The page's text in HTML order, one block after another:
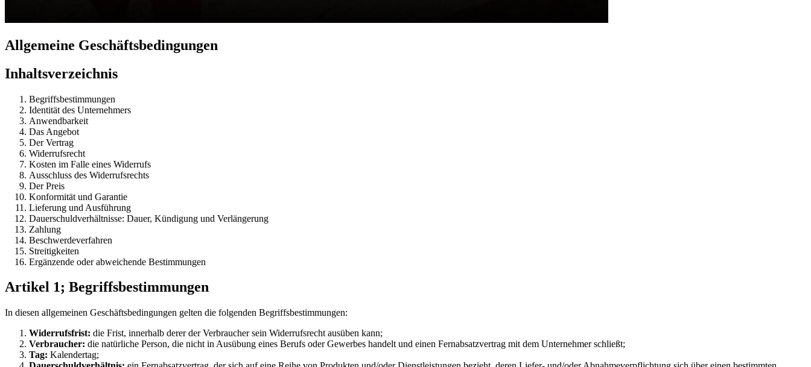
Allgemeine Geschäftsbedingungen
Inhaltsverzeichnis
Begriffsbestimmungen
Identität des Unternehmers
Anwendbarkeit
Das Angebot
Der Vertrag
Widerrufsrecht
Kosten im Falle eines Widerrufs
Ausschluss des Widerrufsrechts
Der Preis
Konformität und Garantie
Lieferung und Ausführung
Dauerschuldverhältnisse: Dauer, Kündigung und Verlängerung
Zahlung
Beschwerdeverfahren
Streitigkeiten
Ergänzende oder abweichende Bestimmungen
Artikel 1; Begriffsbestimmungen
In diesen allgemeinen Geschäftsbedingungen gelten die folgenden Begriffsbestimmungen:
Widerrufsfrist: die Frist, innerhalb derer der Verbraucher sein Widerrufsrecht ausüben kann;
Verbraucher: die natürliche Person, die nicht in Ausübung eines Berufs oder Gewerbes handelt und einen Fernabsatzvertrag mit dem Unternehmer schließt;
Tag: Kalendertag;